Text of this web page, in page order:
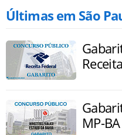
Últimas em São
MP-